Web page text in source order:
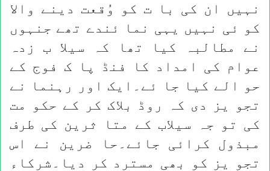
نہیں ان کی با ت کو وُقعت دینے والا
کو ئی نہیں یہی نما ئندے تھے جنہوں
نے مطالبہ کیا تھا کہ سیلا ب زدہ
عوام کی امداد کا فنڈ پا ک فوج کے
حو الے کیا جا ئے۔ایک اور رہنما نے
تجو یز دی کہ روڈ بلاک کر کے حکو مت
کی تو جہ سیلاب کے متا ثرین کی طرف
مبذول کرائی جائے۔حا ضرین نے اس
تجو یز کو بھی مسترد کر دیا۔شرکاء